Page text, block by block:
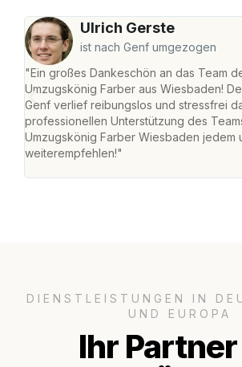
Ulrich Gerste
ist nach Genf umgezogen
"Ein großes Dankeschön an das Team
Umzugskönig Farber aus Wiesbaden!
Genf verlief reibungslos und stressfrei
professionellen Unterstützung des
Umzugskönig Farber Wiesbaden jedem
weiterempfehlen!"
DIENSTLEISTUNGEN IN
UND EUROPA
Ihr